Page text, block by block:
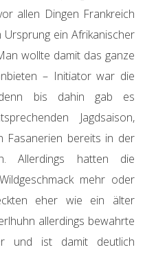
allen Dingen Frankreich
ein Afrikanischer
wollte damit das ganze
– Initiator war die
denn bis dahin gab es
Jagdsaison,
Fasanerien bereits in der
Allerdings hatten die
mehr oder
eher wie ein älter
allerdings bewahrte
und ist damit deutlich